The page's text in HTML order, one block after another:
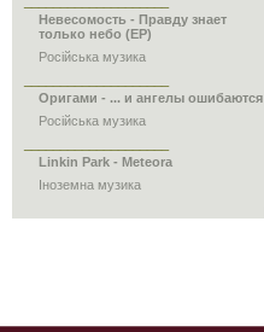
Невесомость - Правду знает
только небо (ЕР)
Російська музика
Оригами - ... и ангелы ошибаются
Російська музика
Linkin Park - Meteora
Іноземна музика